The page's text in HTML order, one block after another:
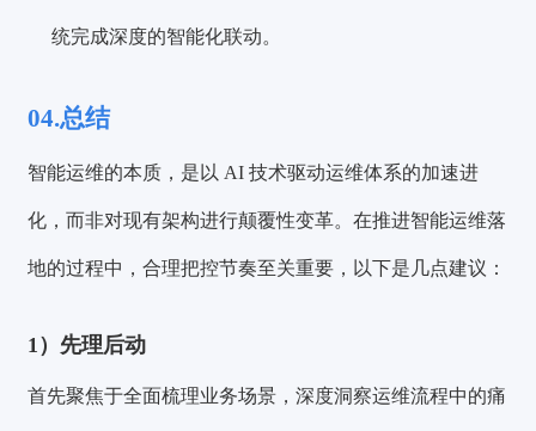
统完成深度的智能化联动。
04.总结
智能运维的本质，是以 AI 技术驱动运维体系的加速进
化，而非对现有架构进行颠覆性变革。在推进智能运维落
地的过程中，合理把控节奏至关重要，以下是几点建议：
1）先理后动
首先聚焦于全面梳理业务场景，深度洞察运维流程中的痛